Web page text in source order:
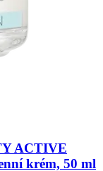
ACTIVE
krém, 50 ml